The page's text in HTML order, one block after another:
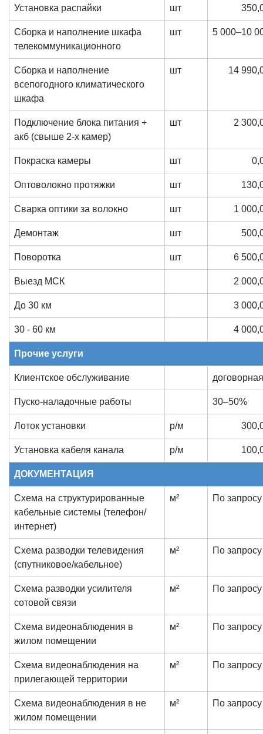
Установка распайки шт
Сборка и наполнение шкафа
телекоммуникационного
шт 5 000–10
Сборка и наполнение
всепогодного климатического
шкафа
шт 14
Подключение блока питания +
акб (свыше 2-х камер)
шт 2
Покраска камеры шт
Оптоволокно протяжки шт
Сварка оптики за волокно шт 1
Демонтаж шт
Поворотка шт 6
Выезд МСК 2
До 30 км 3
30 - 60 км 4
Прочие услуги
Клиентское обслуживание договорная
Пуско-наладочные работы 30–50%
Лоток установки р/м
Установка кабеля канала р/м
ДОКУМЕНТАЦИЯ
Схема на структурированные
кабельные системы (телефон/
интернет)
м² По запросу
Схема разводки телевидения
(спутниковое/кабельное)
м² По запросу
Схема разводки усилителя
сотовой связи
м² По запросу
Схема видеонаблюдения в
жилом помещении
м² По запросу
Схема видеонаблюдения на
прилегающей территории
м² По запросу
Схема видеонаблюдения в не
жилом помещении
м² По запросу